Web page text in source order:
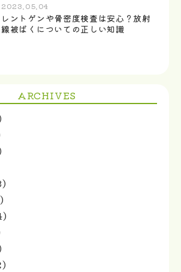
2023.05.04
レントゲンや骨密度検査は安心？放射
線被ばくについての正しい知識
ARCHIVES